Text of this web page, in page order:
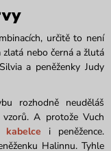
určitě to není
nebo černá a žlutá
a peněženky Judy
rozhodně neuděláš
A protože Vuch
kabelce i peněžence.
Halinnu. Tyhle